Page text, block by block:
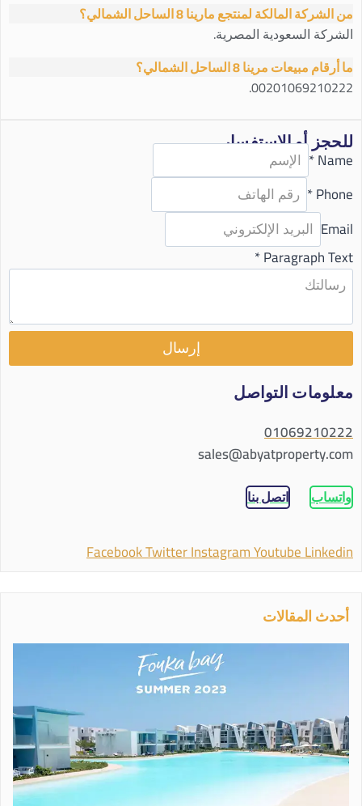
من الشركة المالكة لمنتجع مارينا 8 الساحل الشمالي؟
الشركة السعودية المصرية.
ما أرقام مبيعات مرينا 8 الساحل الشمالي؟
00201069210222.
للحجز أو الاستفسار
Name
*
Phone
*
Email
Paragraph Text
*
إرسال
معلومات التواصل
01069210222
sales@abyatproperty.com
واتساب اتصل بنا
FacebookTwitterInstagramYoutubeLinkedin
أحدث المقالات